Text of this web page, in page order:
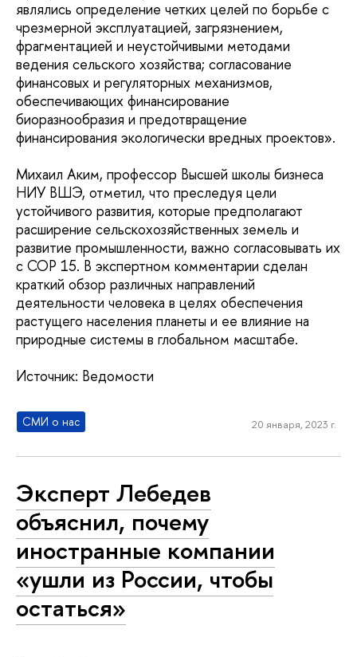
являлись определение четких целей по борьбе с
чрезмерной эксплуатацией, загрязнением,
фрагментацией и неустойчивыми методами
ведения сельского хозяйства; согласование
финансовых и регуляторных механизмов,
обеспечивающих финансирование
биоразнообразия и предотвращение
финансирования экологически вредных проектов».
Михаил Аким, профессор Высшей школы бизнеса
НИУ ВШЭ, отметил, что преследуя цели
устойчивого развития, которые предполагают
расширение сельскохозяйственных земель и
развитие промышленности, важно согласовывать их
с СОР 15. В экспертном комментарии сделан
краткий обзор различных направлений
деятельности человека в целях обеспечения
растущего населения планеты и ее влияние на
природные системы в глобальном масштабе.
Источник: Ведомости
СМИ о нас 20 января, 2023 г.
Эксперт Лебедев
объяснил, почему
иностранные компании
«ушли из России, чтобы
остаться»